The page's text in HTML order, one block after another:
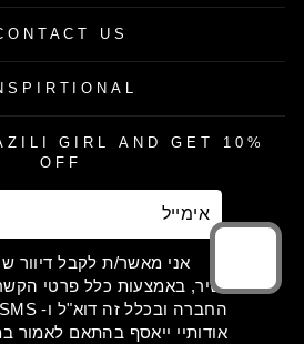
US
GIRL AND GET 10%
OFF
אני מאשר/ת לקבל דיוור
ישיר, באמצעות כלל פרטי הקשר
אודותיי ייאסף בהתאם לאמור